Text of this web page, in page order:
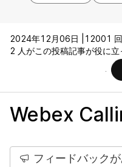
2024年12月06日 |
12001 回
2 人がこの投稿記事が役に
Webex
フィードバック